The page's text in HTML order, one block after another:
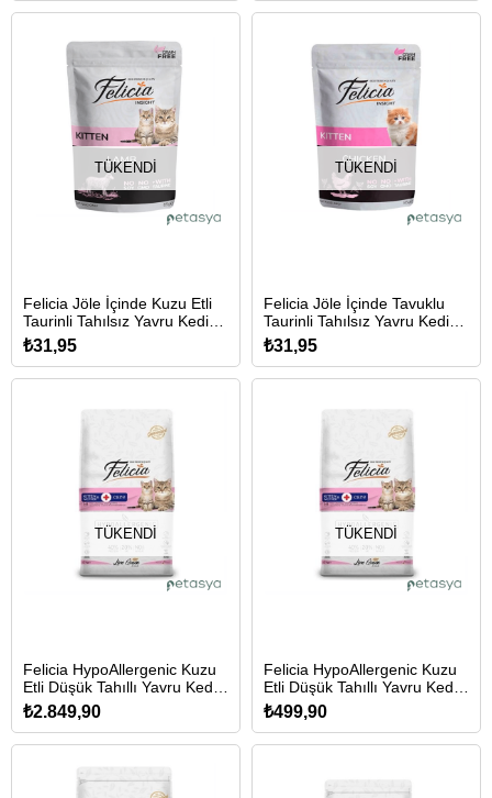
TÜKENDI
Felicia Jöle İçinde Kuzu Etli
Taurinli Tahılsız Yavru Kedi
Konservesi 85gr
₺31,95
TÜKENDI
Felicia Jöle İçinde Tavuklu
Taurinli Tahılsız Yavru Kedi
Konservesi 85gr
₺31,95
TÜKENDI
Felicia HypoAllergenic Kuzu
Etli Düşük Tahıllı Yavru Kedi
Maması 12kg
₺2.849,90
TÜKENDI
Felicia HypoAllergenic Kuzu
Etli Düşük Tahıllı Yavru Kedi
Maması 2kg
₺499,90